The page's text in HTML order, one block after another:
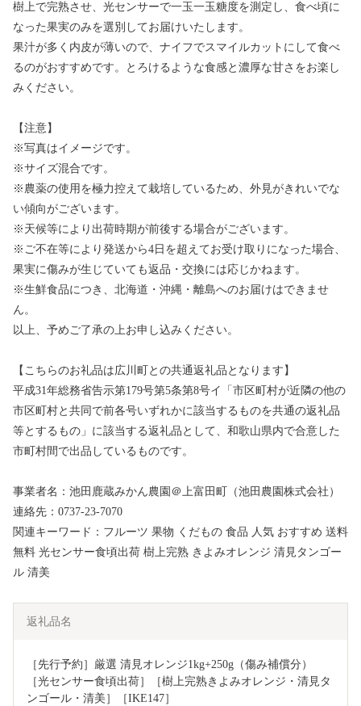
樹上で完熟させ、光センサーで一玉一玉糖度を測定し、食べ頃に
なった果実のみを選別してお届けいたします。
果汁が多く内皮が薄いので、ナイフでスマイルカットにして食べ
るのがおすすめです。とろけるような食感と濃厚な甘さをお楽し
みください。
【注意】
※写真はイメージです。
※サイズ混合です。
※農薬の使用を極力控えて栽培しているため、外見がきれいでな
い傾向がございます。
※天候等により出荷時期が前後する場合がございます。
※ご不在等により発送から4日を超えてお受け取りになった場合、
果実に傷みが生じていても返品・交換には応じかねます。
※生鮮食品につき、北海道・沖縄・離島へのお届けはできませ
ん。
以上、予めご了承の上お申し込みください。
【こちらのお礼品は広川町との共通返礼品となります】
平成31年総務省告示第179号第5条第8号イ「市区町村が近隣の他の
市区町村と共同で前各号いずれかに該当するものを共通の返礼品
等とするもの」に該当する返礼品として、和歌山県内で合意した
市町村間で出品しているものです。
事業者名：池田鹿蔵みかん農園＠上富田町（池田農園株式会社）
連絡先：0737-23-7070
関連キーワード：フルーツ 果物 くだもの 食品 人気 おすすめ 送料
無料 光センサー食頃出荷 樹上完熟 きよみオレンジ 清見タンゴー
ル 清美
返礼品名
［先行予約］厳選 清見オレンジ1kg+250g（傷み補償分）
［光センサー食頃出荷］［樹上完熟きよみオレンジ・清見タ
ンゴール・清美］［IKE147］